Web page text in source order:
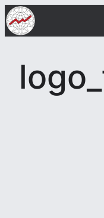
Siirry
sisältöön